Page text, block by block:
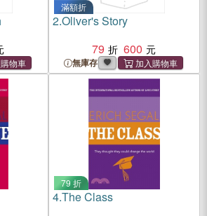
滿額折
2.Oliver's Story
79
600
無庫存
79 折
4.The Class